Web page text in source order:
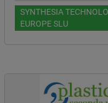
SYNTHESIA
EUROPE SLU